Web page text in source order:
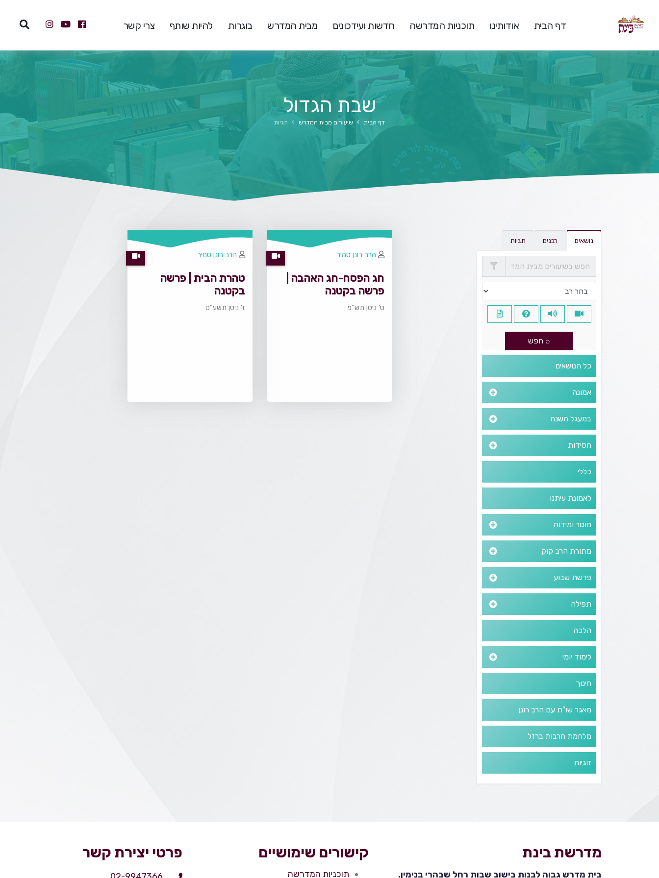
דף הבית אודותינו תוכניות המדרשה חדשות ועידכונים מבית המדרש בוגרות להיות שותף צרי קשר
שבת הגדול
דף הבית שיעורים מבית המדרש תגיות
נושאים רבנים תגיות
כל הנושאים
אמונה
במעגל השנה
חסידות
כללי
לאמונת עיתנו
מוסר ומידות
מתורת הרב קוק
פרשת שבוע
תפילה
הלכה
לימוד יומי
חינוך
מאגר שו"ת עם הרב רונן
מלחמת חרבות ברזל
זוגיות
חג הפסח-חג האהבה |
פרשה בקטנה
ט' ניסן תש"פ
הרב רונן טמיר
טהרת הבית | פרשה
בקטנה
ז' ניסן תשע"ט
הרב רונן טמיר
מדרשת בינת
בית מדרש גבוה לבנות בישוב שבות רחל שבהרי בנימין.
קישורים שימושיים
תוכניות המדרשה
פרטי יצירת קשר